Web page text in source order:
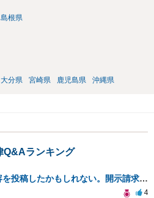
島根県
大分県 宮崎県 鹿児島県 沖縄県
Q&Aランキング
誹謗中傷に当たる内容を投稿したかもしれない。開示請求や民事刑事裁判に発展しうるのか教えて欲しい。
4